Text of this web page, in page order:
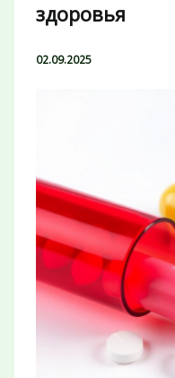
здоровья
02.09.2025